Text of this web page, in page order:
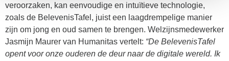
veroorzaken, kan eenvoudige en intuïtieve technologie,
zoals de BelevenisTafel, juist een laagdrempelige manier
zijn om jong en oud samen te brengen. Welzijnsmedewerker
Jasmijn Maurer van Humanitas vertelt: “De BelevenisTafel
opent voor onze ouderen de deur naar de digitale wereld. Ik